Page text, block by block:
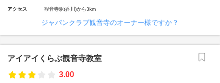
アクセス 観音寺駅(香川)から3km
ジャパンクラブ観音寺のオーナー様ですか？
アイアイくらぶ観音寺教室
3.00